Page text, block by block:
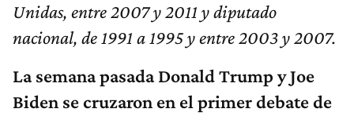
Unidas, entre 2007 y 2011 y diputado
nacional, de 1991 a 1995 y entre 2003 y 2007.
La semana pasada Donald Trump y Joe
Biden se cruzaron en el primer debate de